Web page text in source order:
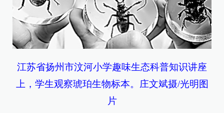
江苏省扬州市汶河小学趣味生态科普知识讲座
上，学生观察琥珀生物标本。庄文斌摄/光明图
片